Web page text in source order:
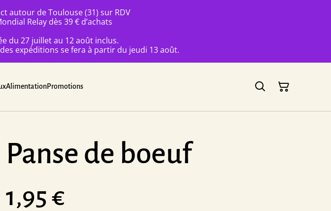
autour de Toulouse (31) sur RDV
Relay dès 39 € d’achats
du 27 juillet au 12 août inclus.
expéditions se fera à partir du jeudi 13 août.
AlimentationPromotions
Panse de boeuf
1,95 €